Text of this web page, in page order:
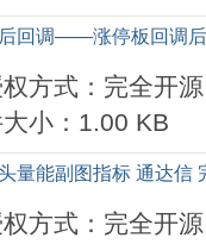
回调——涨停板回调
方式：完全开源
小：1.00 KB
量能副图指标 通达信
方式：完全开源